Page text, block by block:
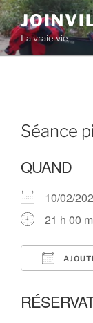
Aller
au
contenu
principal
La vraie vie
Séance
QUAND
10/02/
21 h 00